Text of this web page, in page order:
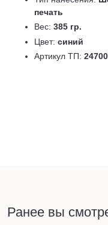
печать
Вес: 385 гр.
Цвет: синий
Артикул ТП:
Ранее вы